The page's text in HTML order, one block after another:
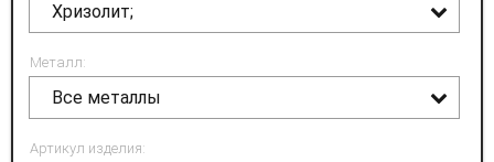
Хризолит;
Металл:
Все металлы
Артикул изделия: